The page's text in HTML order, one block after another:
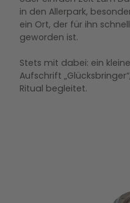
in den Allerpark,
ein Ort, der für ihn
geworden ist.
Stets mit dabei: ein
Aufschrift
Ritual begleitet.